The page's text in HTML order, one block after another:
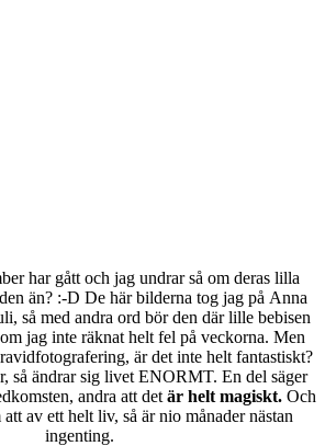
har gått och jag undrar så om deras lilla
än? :-D De här bilderna tog jag på Anna
så med andra ord bör den där lille bebisen
jag inte räknat helt fel på veckorna. Men
är det inte helt fantastiskt?
så ändrar sig livet ENORMT. En del säger
andra att det är helt magiskt. Och
av ett helt liv, så är nio månader nästan
ingenting.